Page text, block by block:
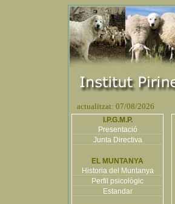
actualitzat: 07/08/2026
I.P.G.M.P.
Presentació
Junta Directiva
EL MUNTANYA
Historia del Muntanya
Perfil psicològic
Estandar